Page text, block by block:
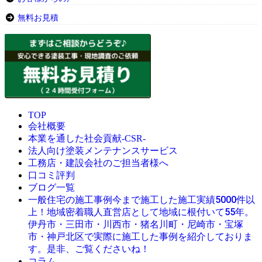
無料お見積
TOP
会社概要
本業を通した社会貢献-CSR-
法人向け塗装メンテナンスサービス
工務店・建設会社のご担当者様へ
口コミ評判
ブログ一覧
一般住宅の施工事例今まで施工した施工実績5000件以
上！地域密着職人直営店として地域に根付いて55年。
伊丹市・三田市・川西市・猪名川町・尼崎市・宝塚
市・神戸北区で実際に施工した事例を紹介しておりま
す。是非、ご覧くださいね！